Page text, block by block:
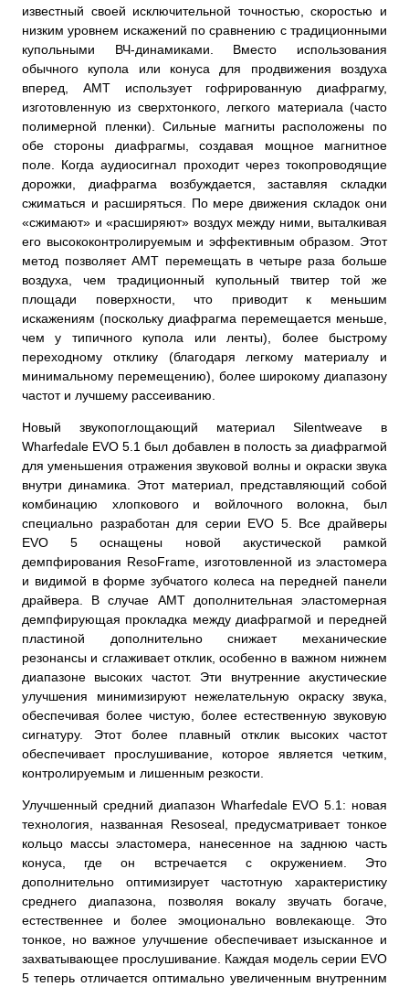
известный своей исключительной точностью, скоростью и
низким уровнем искажений по сравнению с традиционными
купольными ВЧ-динамиками. Вместо использования
обычного купола или конуса для продвижения воздуха
вперед, AMT использует гофрированную диафрагму,
изготовленную из сверхтонкого, легкого материала (часто
полимерной пленки). Сильные магниты расположены по
обе стороны диафрагмы, создавая мощное магнитное
поле. Когда аудиосигнал проходит через токопроводящие
дорожки, диафрагма возбуждается, заставляя складки
сжиматься и расширяться. По мере движения складок они
«сжимают» и «расширяют» воздух между ними, выталкивая
его высококонтролируемым и эффективным образом. Этот
метод позволяет AMT перемещать в четыре раза больше
воздуха, чем традиционный купольный твитер той же
площади поверхности, что приводит к меньшим
искажениям (поскольку диафрагма перемещается меньше,
чем у типичного купола или ленты), более быстрому
переходному отклику (благодаря легкому материалу и
минимальному перемещению), более широкому диапазону
частот и лучшему рассеиванию.
Новый звукопоглощающий материал Silentweave в
Wharfedale EVO 5.1 был добавлен в полость за диафрагмой
для уменьшения отражения звуковой волны и окраски звука
внутри динамика. Этот материал, представляющий собой
комбинацию хлопкового и войлочного волокна, был
специально разработан для серии EVO 5. Все драйверы
EVO 5 оснащены новой акустической рамкой
демпфирования ResoFrame, изготовленной из эластомера
и видимой в форме зубчатого колеса на передней панели
драйвера. В случае AMT дополнительная эластомерная
демпфирующая прокладка между диафрагмой и передней
пластиной дополнительно снижает механические
резонансы и сглаживает отклик, особенно в важном нижнем
диапазоне высоких частот. Эти внутренние акустические
улучшения минимизируют нежелательную окраску звука,
обеспечивая более чистую, более естественную звуковую
сигнатуру. Этот более плавный отклик высоких частот
обеспечивает прослушивание, которое является четким,
контролируемым и лишенным резкости.
Улучшенный средний диапазон Wharfedale EVO 5.1: новая
технология, названная Resoseal, предусматривает тонкое
кольцо массы эластомера, нанесенное на заднюю часть
конуса, где он встречается с окружением. Это
дополнительно оптимизирует частотную характеристику
среднего диапазона, позволяя вокалу звучать богаче,
естественнее и более эмоционально вовлекающе. Это
тонкое, но важное улучшение обеспечивает изысканное и
захватывающее прослушивание. Каждая модель серии EVO
5 теперь отличается оптимально увеличенным внутренним